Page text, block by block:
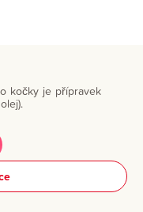
kočky je přípravek